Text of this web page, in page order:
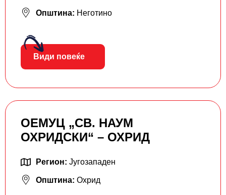
Општина: Неготино
Види повеќе
ОЕМУЦ „СВ. НАУМ
ОХРИДСКИ“ – ОХРИД
Регион: Југозападен
Општина: Охрид